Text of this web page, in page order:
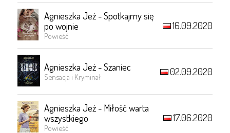
Agnieszka Jeż - Spotkajmy się
po wojnie
Powieść
16.09.2020
Agnieszka Jeż - Szaniec
Sensacja i Kryminał 02.09.2020
Agnieszka Jeż - Miłość warta
wszystkiego
Powieść
17.06.2020